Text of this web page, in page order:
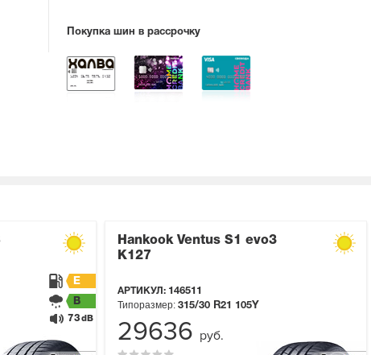
Покупка шин в рассрочку
E
B
73 dB
Hankook Ventus S1 evo3
K127
АРТИКУЛ: 146511
Типоразмер: 315/30 R21 105Y
29636 руб.